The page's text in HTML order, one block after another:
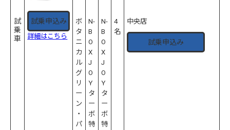
試
乗
車
試乗申込み
詳細はこちら
ボ
タ
ニ
カ
ル
グ
リ
ー
ン
・
パ
N-
B
O
X
J
O
Y
タ
ー
ボ
特
N-
B
O
X
J
O
Y
タ
ー
ボ
特
4
名
中央店
試乗申込み